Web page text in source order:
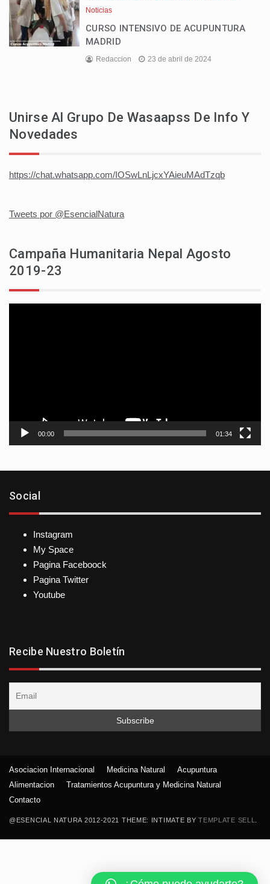
Noticias
CURSO INTENSIVO DE ACUPUNTURA
MADRID
Redaccion 23 de abril de 2024
Unirse Al Grupo De Wasaapss De Info Y
Novedades
https://chat.whatsapp.com/IOSwLnLjcxYAieuMAdTzqb
Tweets por @EsencialNatura
Campaña Humanitaria Nepal Agosto
2019-23
00:00 01:34
Social
Instagram
My Space
Pagina Faceboock
Pagina Twitter
Youtube
Recibe Nuestro Boletín
@ESENCIAL NATURA 2012-2021 THEME: INTIMATE BYTEMPLATE SELL
Asociacion Internacional Medicina Natural
Acupuntura
Alimentacion
Tratamientos Acupuntura y Medicina Natural
Contacto